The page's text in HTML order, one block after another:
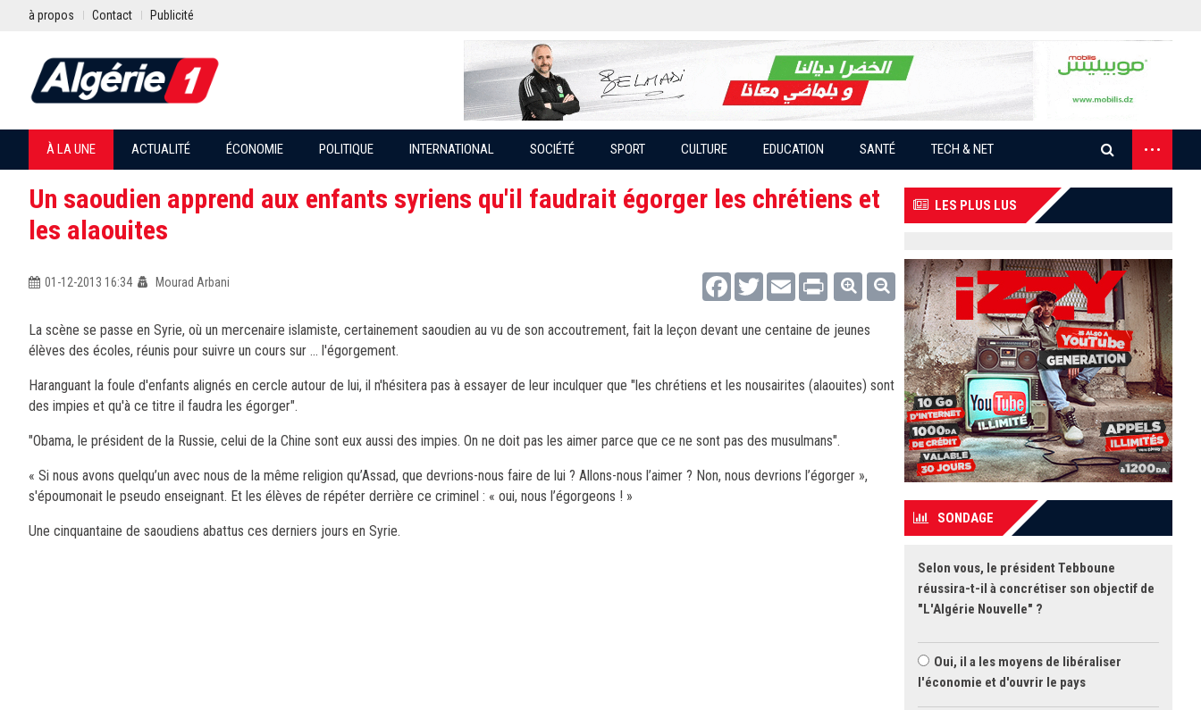
à propos Contact Publicité
À LA UNE ACTUALITÉ ÉCONOMIE POLITIQUE INTERNATIONAL SOCIÉTÉ SPORT CULTURE EDUCATION SANTÉ TECH & NET
...
Un saoudien apprend aux enfants syriens qu'il faudrait égorger les chrétiens et
les alaouites
01-12-2013 16:34 Mourad Arbani FacebookTwitter Email Print
La scène se passe en Syrie, où un mercenaire islamiste, certainement saoudien au vu de son accoutrement, fait la leçon devant une centaine de jeunes
élèves des écoles, réunis pour suivre un cours sur ... l'égorgement.
Haranguant la foule d'enfants alignés en cercle autour de lui, il n'hésitera pas à essayer de leur inculquer que "les chrétiens et les nousairites (alaouites) sont
des impies et qu'à ce titre il faudra les égorger".
"Obama, le président de la Russie, celui de la Chine sont eux aussi des impies. On ne doit pas les aimer parce que ce ne sont pas des musulmans".
« Si nous avons quelqu’un avec nous de la même religion qu’Assad, que devrions-nous faire de lui ? Allons-nous l’aimer ? Non, nous devrions l’égorger »,
s'époumonait le pseudo enseignant. Et les élèves de répéter derrière ce criminel : « oui, nous l’égorgeons ! »
Une cinquantaine de saoudiens abattus ces derniers jours en Syrie.
LES PLUS LUS
SONDAGE
Selon vous, le président Tebboune
réussira-t-il à concrétiser son objectif de
"L'Algérie Nouvelle" ?
Oui, il a les moyens de libéraliser
l'économie et d'ouvrir le pays